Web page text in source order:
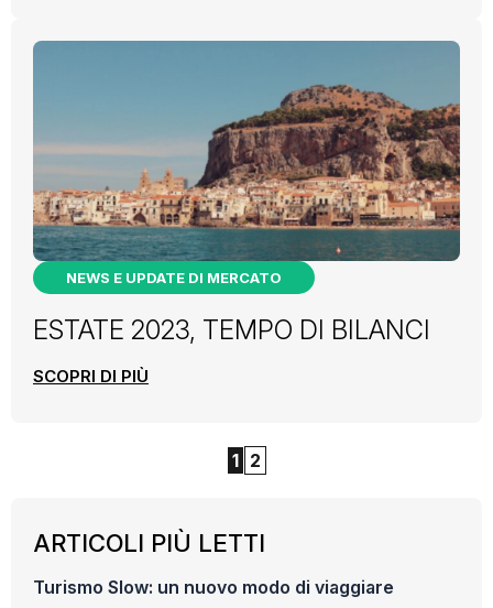
NEWS E UPDATE DI MERCATO
ESTATE 2023, TEMPO DI BILANCI
SCOPRI DI PIÙ
1 2
ARTICOLI PIÙ LETTI
Turismo Slow: un nuovo modo di viaggiare